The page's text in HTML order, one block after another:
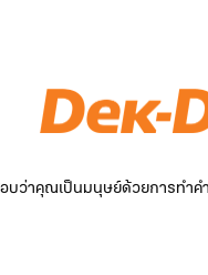
บว่าคุณเป็นมนุษย์ด้วยการทำคำ